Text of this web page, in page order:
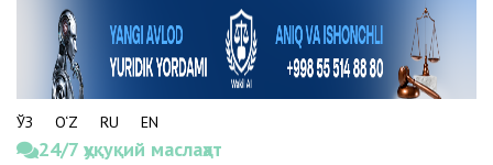
ЎЗ O‘Z RU EN
24/7 ҳуқуқий маслаҳат